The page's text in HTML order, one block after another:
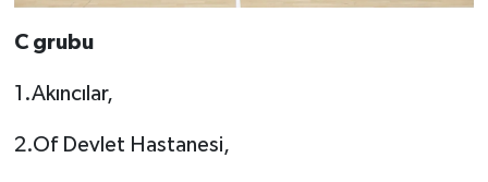
C grubu
1.Akıncılar,
2.Of Devlet Hastanesi,